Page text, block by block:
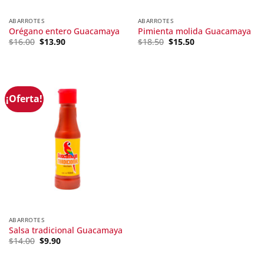
ABARROTES
Orégano entero Guacamaya
$16.00 Original
$13.90Current
ABARROTES
Pimienta molida Guacamaya
$18.50 Original
$15.50Current
¡Oferta!
ABARROTES
Salsa tradicional Guacamaya
$14.00 Original
$9.90Current